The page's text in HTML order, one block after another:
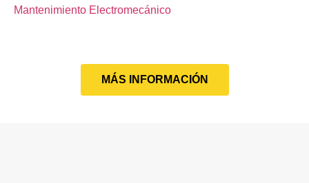
Mantenimiento Electromecánico
MÁS INFORMACIÓN